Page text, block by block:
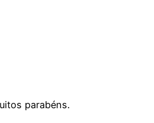
parabéns.